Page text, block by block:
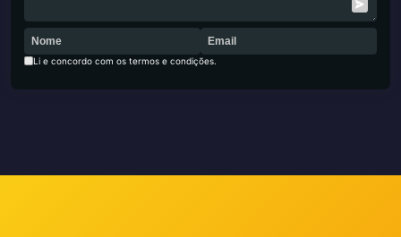
Li e concordo com os termos e condições.